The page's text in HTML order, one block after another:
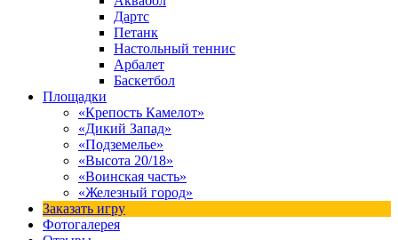
Дартс
Петанк
Настольный теннис
Арбалет
Баскетбол
Площадки
«Крепость Камелот»
«Дикий Запад»
«Подземелье»
«Высота 20/18»
«Воинская часть»
«Железный город»
Заказать игру
Фотогалерея